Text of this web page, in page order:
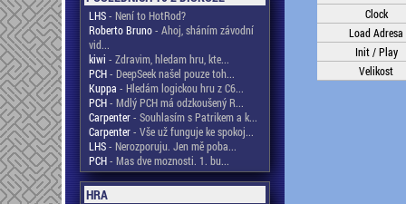
LHS- Není to HotRod?
Roberto Bruno- Ahoj, sháním závodní
vid...
kiwi - Zdravim, hledam hru, kte...
PCH- DeepSeek našel pouze toh...
Kuppa - Hledám logickou hru z C6...
PCH- Mdlý PCH má odzkoušený R...
Carpenter- Souhlasím s Patrikem a k...
Carpenter- Vše už funguje ke spokoj...
LHS- Nerozporuju. Jen mě poba...
PCH- Mas dve moznosti. 1. bu...
HRA
Clock
Load Adresa
Init / Play
Velikost